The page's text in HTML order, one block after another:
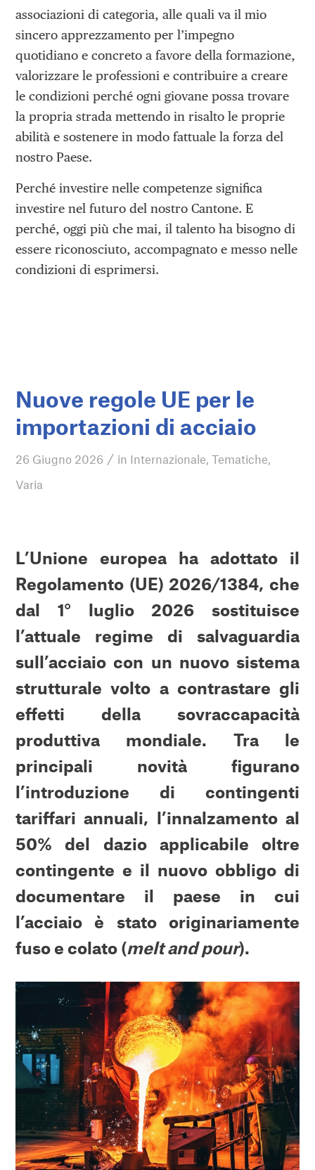
associazioni di categoria, alle quali va il mio
sincero apprezzamento per l’impegno
quotidiano e concreto a favore della formazione,
valorizzare le professioni e contribuire a creare
le condizioni perché ogni giovane possa trovare
la propria strada mettendo in risalto le proprie
abilità e sostenere in modo fattuale la forza del
nostro Paese.
Perché investire nelle competenze significa
investire nel futuro del nostro Cantone. E
perché, oggi più che mai, il talento ha bisogno di
essere riconosciuto, accompagnato e messo nelle
condizioni di esprimersi.
Nuove regole UE per le
importazioni di acciaio
26 Giugno 2026 / in Internazionale ,Tematiche
Varia
L’Unione europea ha adottato il
Regolamento (UE) 2026/1384, che
dal 1° luglio 2026 sostituisce
l’attuale regime di salvaguardia
sull’acciaio con un nuovo sistema
strutturale volto a contrastare gli
effetti della sovraccapacità
produttiva mondiale. Tra le
principali novità figurano
l’introduzione di contingenti
tariffari annuali, l’innalzamento al
50% del dazio applicabile oltre
contingente e il nuovo obbligo di
documentare il paese in cui
l’acciaio è stato originariamente
fuso e colato (melt and pour).